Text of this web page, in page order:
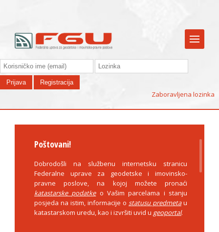
Zaboravljena lozinka
Poštovani!
Dobrodošli na službenu internetsku stranicu
Federalne uprave za geodetske i imovinsko-
pravne poslove, na kojoj možete pronaći
katastarske podatkeo Vašim parcelama i stanju
posjeda na istim, informacije o statusu predmetau
katastarskom uredu, kao i izvršiti uvid u geoportal.